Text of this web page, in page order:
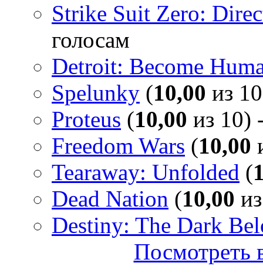
Strike Suit Zero:
голосам
Detroit: Become
Spelunky (10,00 из
Proteus (10,00 из 10)
Freedom Wars (10,00
Tearaway: Unfolded (
Dead Nation (10,00
Destiny: The Dark
Посмотреть